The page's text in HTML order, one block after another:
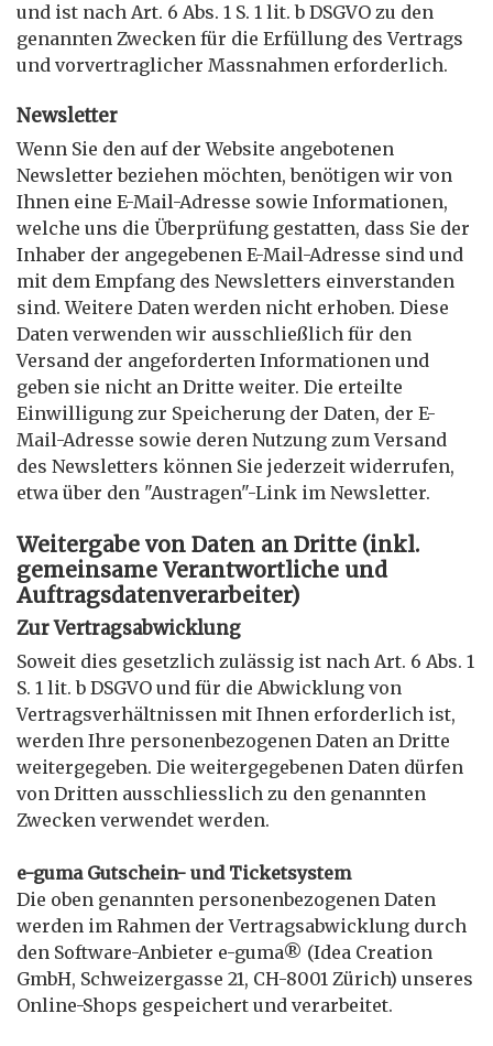
und ist nach Art. 6 Abs. 1 S. 1 lit. b DSGVO zu den
genannten Zwecken für die Erfüllung des Vertrags
und vorvertraglicher Massnahmen erforderlich.
Newsletter
Wenn Sie den auf der Website angebotenen
Newsletter beziehen möchten, benötigen wir von
Ihnen eine E-Mail-Adresse sowie Informationen,
welche uns die Überprüfung gestatten, dass Sie der
Inhaber der angegebenen E-Mail-Adresse sind und
mit dem Empfang des Newsletters einverstanden
sind. Weitere Daten werden nicht erhoben. Diese
Daten verwenden wir ausschließlich für den
Versand der angeforderten Informationen und
geben sie nicht an Dritte weiter. Die erteilte
Einwilligung zur Speicherung der Daten, der E-
Mail-Adresse sowie deren Nutzung zum Versand
des Newsletters können Sie jederzeit widerrufen,
etwa über den "Austragen"-Link im Newsletter.
Weitergabe von Daten an Dritte (inkl.
gemeinsame Verantwortliche und
Auftragsdatenverarbeiter)
Zur Vertragsabwicklung
Soweit dies gesetzlich zulässig ist nach Art. 6 Abs. 1
S. 1 lit. b DSGVO und für die Abwicklung von
Vertragsverhältnissen mit Ihnen erforderlich ist,
werden Ihre personenbezogenen Daten an Dritte
weitergegeben. Die weitergegebenen Daten dürfen
von Dritten ausschliesslich zu den genannten
Zwecken verwendet werden.
e-guma Gutschein- und Ticketsystem
Die oben genannten personenbezogenen Daten
werden im Rahmen der Vertragsabwicklung durch
den Software-Anbieter e-guma® (Idea Creation
GmbH, Schweizergasse 21, CH-8001 Zürich) unseres
Online-Shops gespeichert und verarbeitet.